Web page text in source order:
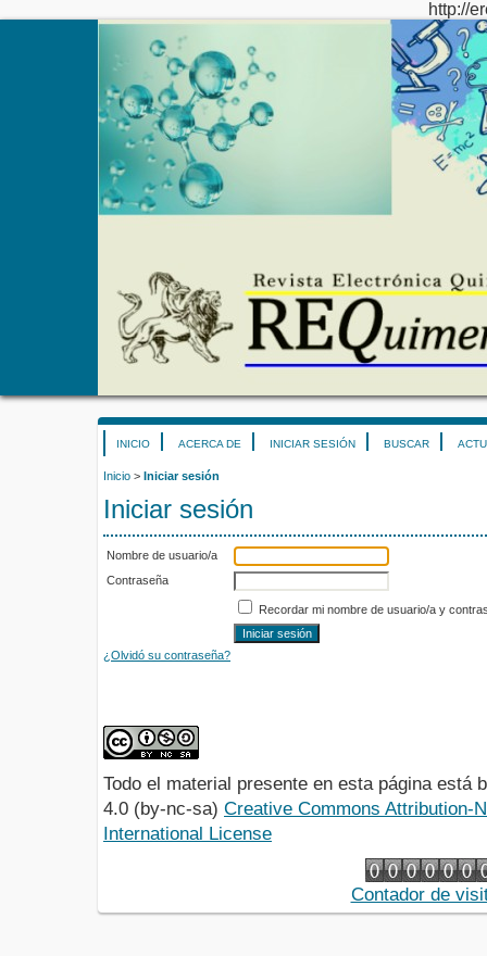
http://
INICIO ACERCA DE INICIAR SESIÓN BUSCAR
Inicio > Iniciar sesión
Iniciar sesión
Nombre de usuario/a
Contraseña
Recordar mi nombre de usuario/a y
¿Olvidó su contraseña?
Todo el material presente en esta página está
4.0 (by-nc-sa) Creative Commons Attribution-
International License
Contador de